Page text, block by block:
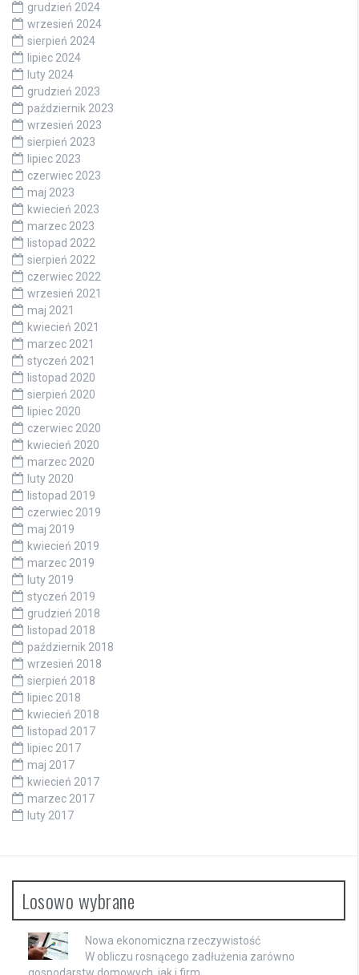
grudzień 2024
wrzesień 2024
sierpień 2024
lipiec 2024
luty 2024
grudzień 2023
październik 2023
wrzesień 2023
sierpień 2023
lipiec 2023
czerwiec 2023
maj 2023
kwiecień 2023
marzec 2023
listopad 2022
sierpień 2022
czerwiec 2022
wrzesień 2021
maj 2021
kwiecień 2021
marzec 2021
styczeń 2021
listopad 2020
sierpień 2020
lipiec 2020
czerwiec 2020
kwiecień 2020
marzec 2020
luty 2020
listopad 2019
czerwiec 2019
maj 2019
kwiecień 2019
marzec 2019
luty 2019
styczeń 2019
grudzień 2018
listopad 2018
październik 2018
wrzesień 2018
sierpień 2018
lipiec 2018
kwiecień 2018
listopad 2017
lipiec 2017
maj 2017
kwiecień 2017
marzec 2017
luty 2017
Losowo wybrane
Nowa ekonomiczna rzeczywistość
W obliczu rosnącego zadłużenia zarówno